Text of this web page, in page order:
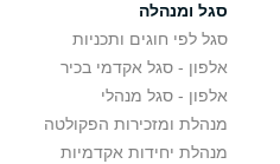
סגל ומנהלה
סגל לפי חוגים ותכניות
אלפון - סגל אקדמי בכיר
אלפון - סגל מנהלי
מנהלת ומזכירות הפקולטה
מנהלת יחידות אקדמיות